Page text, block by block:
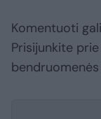
Komentuoti
Prisijunkite